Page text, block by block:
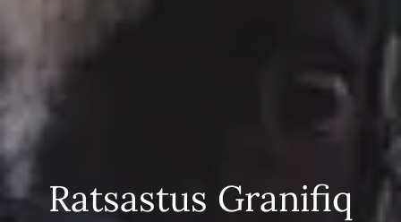
Ratsastus Granifiq